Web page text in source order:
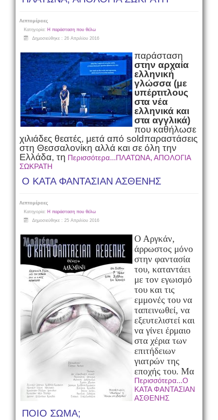
Λεπτομέρειες
Κατηγορία: Η παράσταση που θέλω
Δημοσιεύθηκε : 26 Απριλίου 2016
παράσταση
στην αρχαία
ελληνική
γλώσσα (με
υπέρτιτλους
στα νέα
ελληνικά και
στα αγγλικά)
που καθήλωσε
χιλιάδες θεατές, μετά από soldπαραστάσεις
στη Θεσσαλονίκη αλλά και σε όλη την
Ελλάδα, τη Περισσότερα...ΠΛΑΤΩΝΑ, ΑΠΟΛΟΓΙΑ
ΣΩΚΡΑΤΗ
Ο ΚΑΤΑ ΦΑΝΤΑΣΙΑΝ ΑΣΘΕΝΗΣ
Λεπτομέρειες
Κατηγορία: Η παράσταση που θέλω
Δημοσιεύθηκε : 25 Απριλίου 2016
Ο Αργκάν,
άρρωστος μόνο
στην φαντασία
του, καταντάει
με τον εγωισμό
του και τις
εμμονές του να
ταπεινωθεί, να
εξευτελιστεί και
να γίνει έρμαιο
στα χέρια των
επιτήδειων
γιατρών της
εποχής του. Μα
Περισσότερα...Ο
ΚΑΤΑ ΦΑΝΤΑΣΙΑΝ
ΑΣΘΕΝΗΣ
ΠΟΙΟ ΣΩΜΑ;